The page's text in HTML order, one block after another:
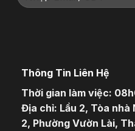
Thông Tin Liên Hệ
Thời gian làm việc:
Địa chỉ: Lầu 2, Tòa nhà
2, Phường Vườn Lài,